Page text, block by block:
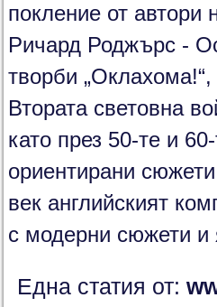
покление от автори
Ричард Роджърс -
творби „Оклахома!“,
Втората световна
като през 50-те и
ориентирани
век английският
с модерни сюжети и
Една статия от: